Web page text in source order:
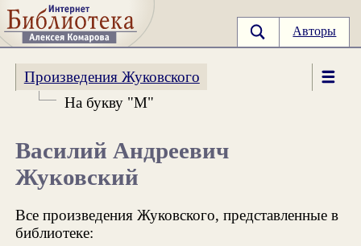
Авторы
Произведения Жуковского
На букву "М"
Василий Андреевич
Жуковский
Все произведения Жуковского, представленные в
библиотеке: